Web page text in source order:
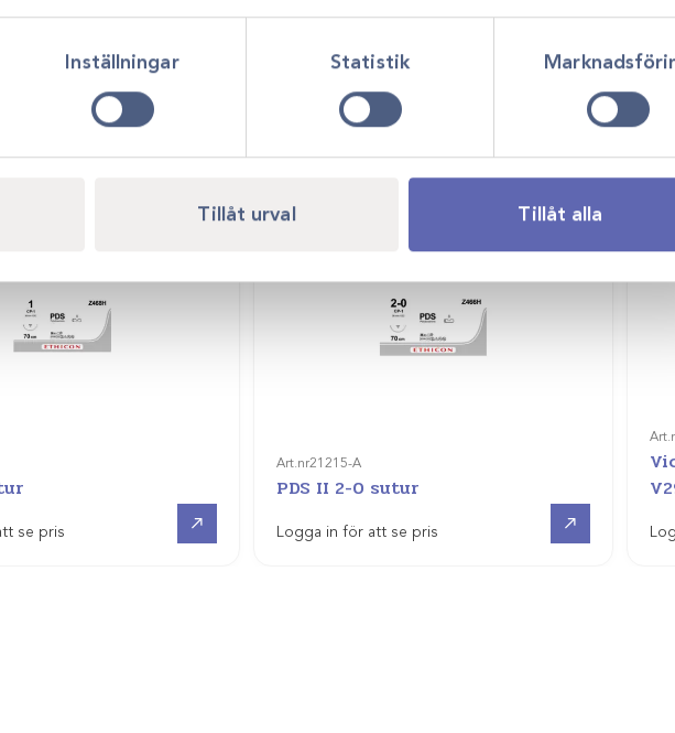
Inställningar Statistik
Tillåt urval Tillåt alla
se pris
Art.nr21215-A
PDS II 2-0 sutur
Logga in för att se pris